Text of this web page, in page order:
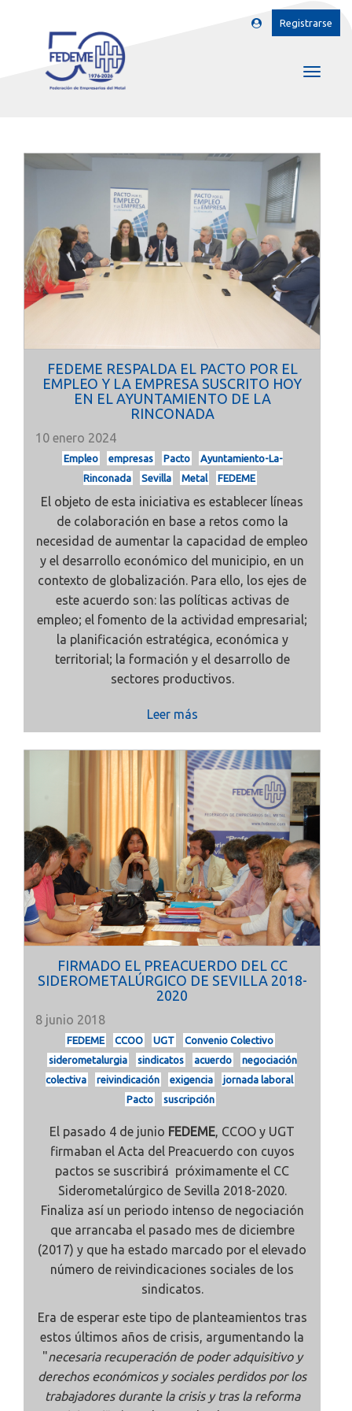
Registrarse
FEDEME RESPALDA EL PACTO POR EL
EMPLEO Y LA EMPRESA SUSCRITO HOY
EN EL AYUNTAMIENTO DE LA
RINCONADA
10 enero 2024
Empleo empresas Pacto
Ayuntamiento-La-
Rinconada
Sevilla Metal FEDEME
El objeto de esta iniciativa es establecer líneas
de colaboración en base a retos como la
necesidad de aumentar la capacidad de empleo
y el desarrollo económico del municipio, en un
contexto de globalización. Para ello, los ejes de
este acuerdo son: las políticas activas de
empleo; el fomento de la actividad empresarial;
la planificación estratégica, económica y
territorial; la formación y el desarrollo de
sectores productivos.
Leer más
FIRMADO EL PREACUERDO DEL CC
SIDEROMETALÚRGICO DE SEVILLA 2018-
2020
8 junio 2018
FEDEME CCOO UGT
Convenio Colectivo
siderometalurgia
sindicatos acuerdo
negociación
colectiva
reivindicación exigencia
jornada laboral
Pacto
suscripción
El pasado 4 de junio FEDEME, CCOO y UGT
firmaban el Acta del Preacuerdo con cuyos
pactos se suscribirá próximamente el CC
Siderometalúrgico de Sevilla 2018-2020.
Finaliza así un periodo intenso de negociación
que arrancaba el pasado mes de diciembre
(2017) y que ha estado marcado por el elevado
número de reivindicaciones sociales de los
sindicatos.
Era de esperar este tipo de planteamientos tras
estos últimos años de crisis, argumentando la
"necesaria recuperación de poder adquisitivo y
derechos económicos y sociales perdidos por los
trabajadores durante la crisis y tras la reforma